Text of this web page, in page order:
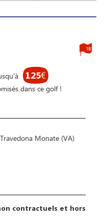
125€
dans ce golf !
18
Monate (VA)
contractuels et hors